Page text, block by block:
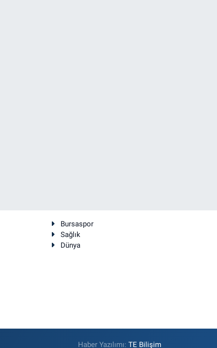
Bursaspor
Sağlık
Dünya
Haber Yazılımı:TE Bilişim